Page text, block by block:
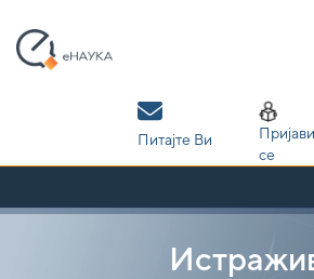
navigation
Питајте Ви
се